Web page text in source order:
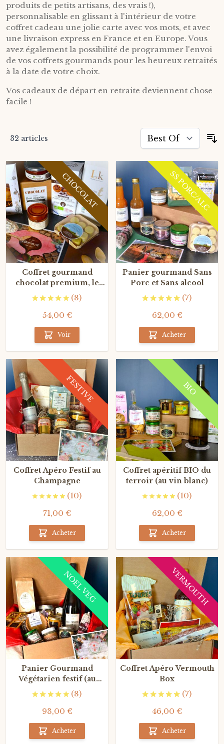
produits de petits artisans, des vrais !),
personnalisable en glissant à l'intérieur de votre
coffret cadeau une jolie carte avec vos mots, et avec
une livraison express en France et en Europe. Vous
avez également la possibilité de programmer l'envoi
de vos coffrets gourmands pour les heureux retraités
à la date de votre choix.
Vos cadeaux de départ en retraite deviennent chose
facile !
32 articles
CHOCOLAT
Coffret gourmand
chocolat premium, le
chocolat par les
meilleurs artisans
français
(8)
54,00 €
Voir
SS PORC/ALC
Panier gourmand Sans
Porc et Sans alcool
(7)
62,00 €
Acheter
FESTIVE
Coffret Apéro Festif au
Champagne
(10)
71,00 €
Acheter
BIO
Coffret apéritif BIO du
terroir (au vin blanc)
(10)
62,00 €
Acheter
NOEL VEG
Panier Gourmand
Végétarien festif (au
Champagne)
(8)
93,00 €
Acheter
VERMOUTH
Coffret Apéro Vermouth
Box
(7)
46,00 €
Acheter